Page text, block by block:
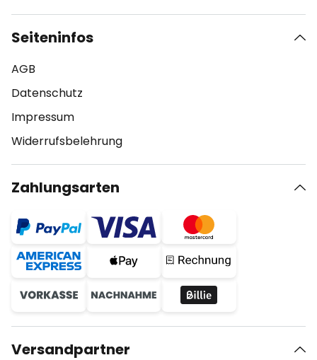
Seiteninfos
AGB
Datenschutz
Impressum
Widerrufsbelehrung
Zahlungsarten
Versandpartner